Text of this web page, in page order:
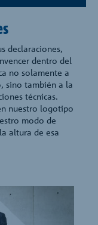
declaraciones,
dentro del
no solamente a
sino también a la
técnicas.
nuestro logotipo
modo de
altura de esa